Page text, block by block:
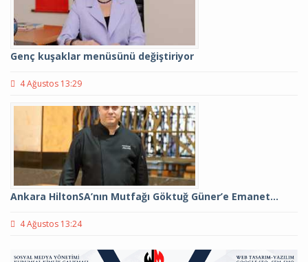
Genç kuşaklar menüsünü değiştiriyor
4 Ağustos 13:29
Ankara HiltonSA’nın Mutfağı Göktuğ Güner’e Emanet…
4 Ağustos 13:24